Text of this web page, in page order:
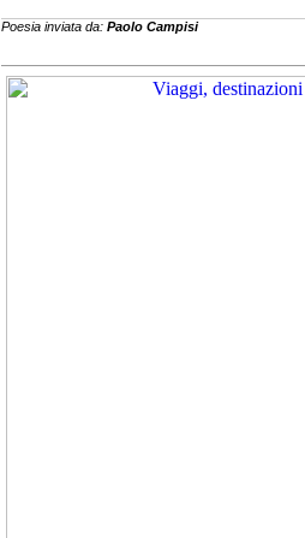
Poesia inviata da: Paolo Campisi